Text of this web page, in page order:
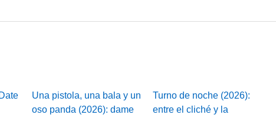
Una pistola, una bala y un
oso panda (2026): dame
Turno de noche (2026):
entre el cliché y la